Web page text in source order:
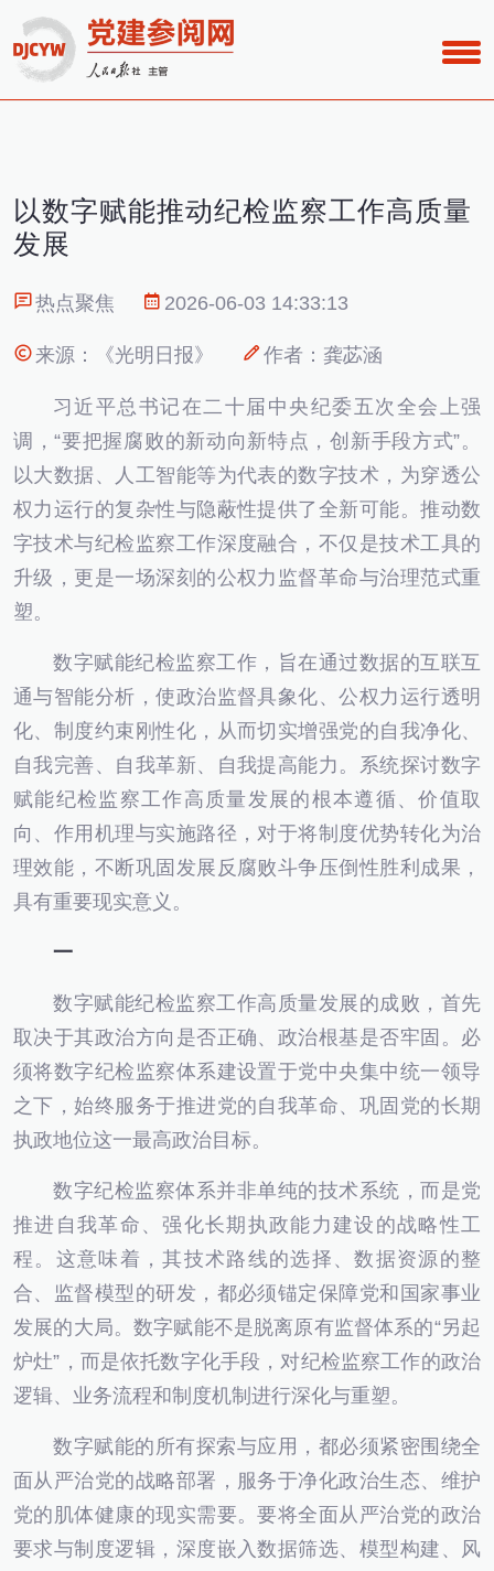
以数字赋能推动纪检监察工作高质量
发展
热点聚焦 2026-06-03 14:33:13
来源：《光明日报》 作者：龚苾涵
习近平总书记在二十届中央纪委五次全会上强
调，“要把握腐败的新动向新特点，创新手段方式”。
以大数据、人工智能等为代表的数字技术，为穿透公
权力运行的复杂性与隐蔽性提供了全新可能。推动数
字技术与纪检监察工作深度融合，不仅是技术工具的
升级，更是一场深刻的公权力监督革命与治理范式重
塑。
数字赋能纪检监察工作，旨在通过数据的互联互
通与智能分析，使政治监督具象化、公权力运行透明
化、制度约束刚性化，从而切实增强党的自我净化、
自我完善、自我革新、自我提高能力。系统探讨数字
赋能纪检监察工作高质量发展的根本遵循、价值取
向、作用机理与实施路径，对于将制度优势转化为治
理效能，不断巩固发展反腐败斗争压倒性胜利成果，
具有重要现实意义。
一
数字赋能纪检监察工作高质量发展的成败，首先
取决于其政治方向是否正确、政治根基是否牢固。必
须将数字纪检监察体系建设置于党中央集中统一领导
之下，始终服务于推进党的自我革命、巩固党的长期
执政地位这一最高政治目标。
数字纪检监察体系并非单纯的技术系统，而是党
推进自我革命、强化长期执政能力建设的战略性工
程。这意味着，其技术路线的选择、数据资源的整
合、监督模型的研发，都必须锚定保障党和国家事业
发展的大局。数字赋能不是脱离原有监督体系的“另起
炉灶”，而是依托数字化手段，对纪检监察工作的政治
逻辑、业务流程和制度机制进行深化与重塑。
数字赋能的所有探索与应用，都必须紧密围绕全
面从严治党的战略部署，服务于净化政治生态、维护
党的肌体健康的现实需要。要将全面从严治党的政治
要求与制度逻辑，深度嵌入数据筛选、模型构建、风